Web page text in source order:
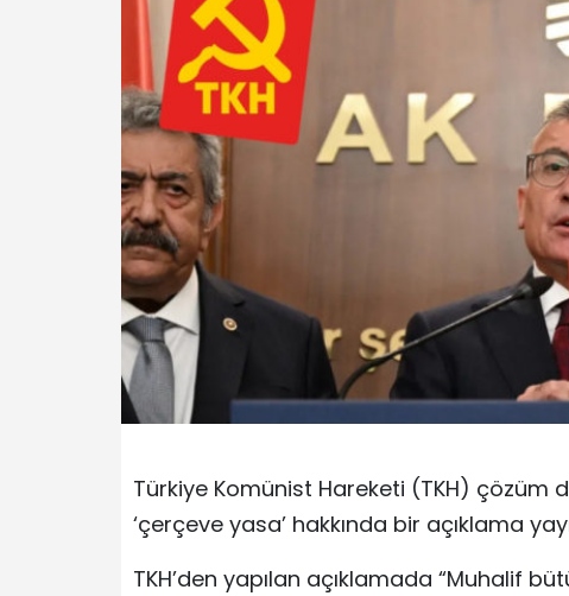
Türkiye Komünist Hareketi (TKH) çözüm
‘çerçeve yasa’ hakkında bir açıklama
TKH’den yapılan açıklamada “Muhalif